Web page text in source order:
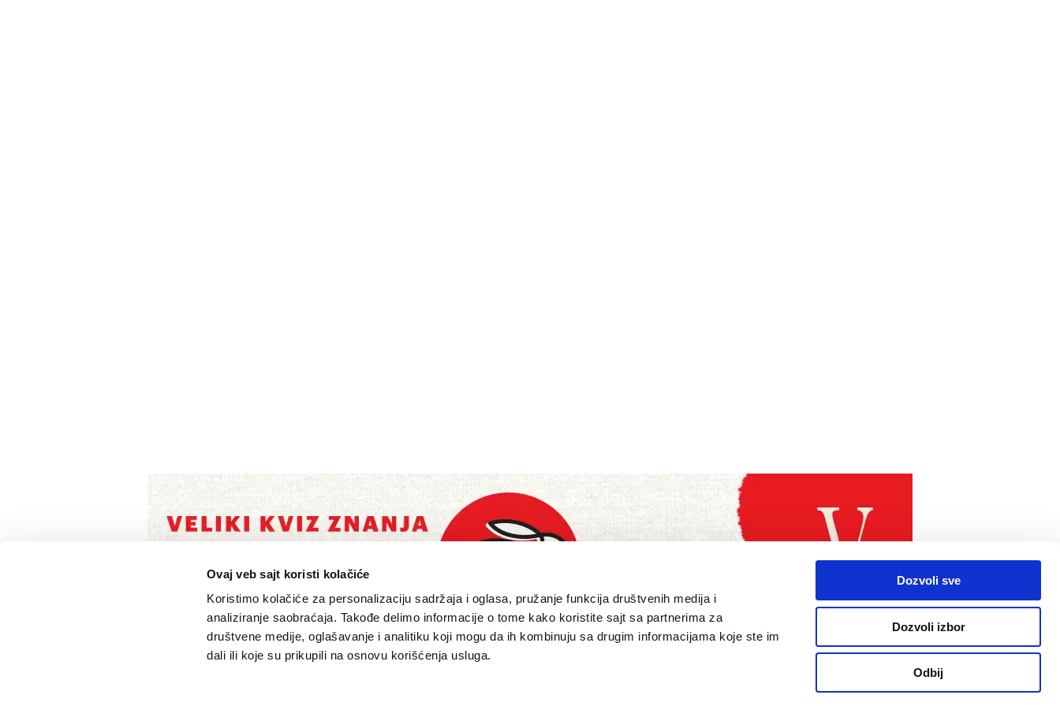
Ovaj veb sajt koristi kolačiće
Koristimo kolačiće za personalizaciju sadržaja i oglasa, pružanje funkcija društvenih medija i
analiziranje saobraćaja. Takođe delimo informacije o tome kako koristite sajt sa partnerima za
društvene medije, oglašavanje i analitiku koji mogu da ih kombinuju sa drugim informacijama koje ste im
dali ili koje su prikupili na osnovu korišćenja usluga.
Dozvoli sve
Dozvoli izbor
Odbij